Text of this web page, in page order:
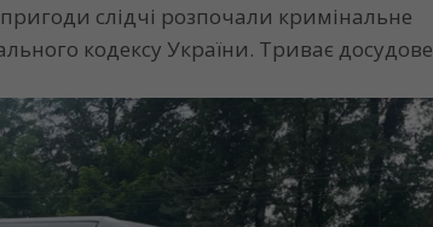
слідчі розпочали кримінальне
кодексу України. Триває досудове